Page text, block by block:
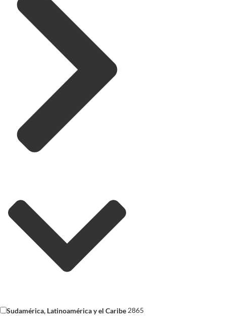
Sudamérica, Latinoamérica y el Caribe2865